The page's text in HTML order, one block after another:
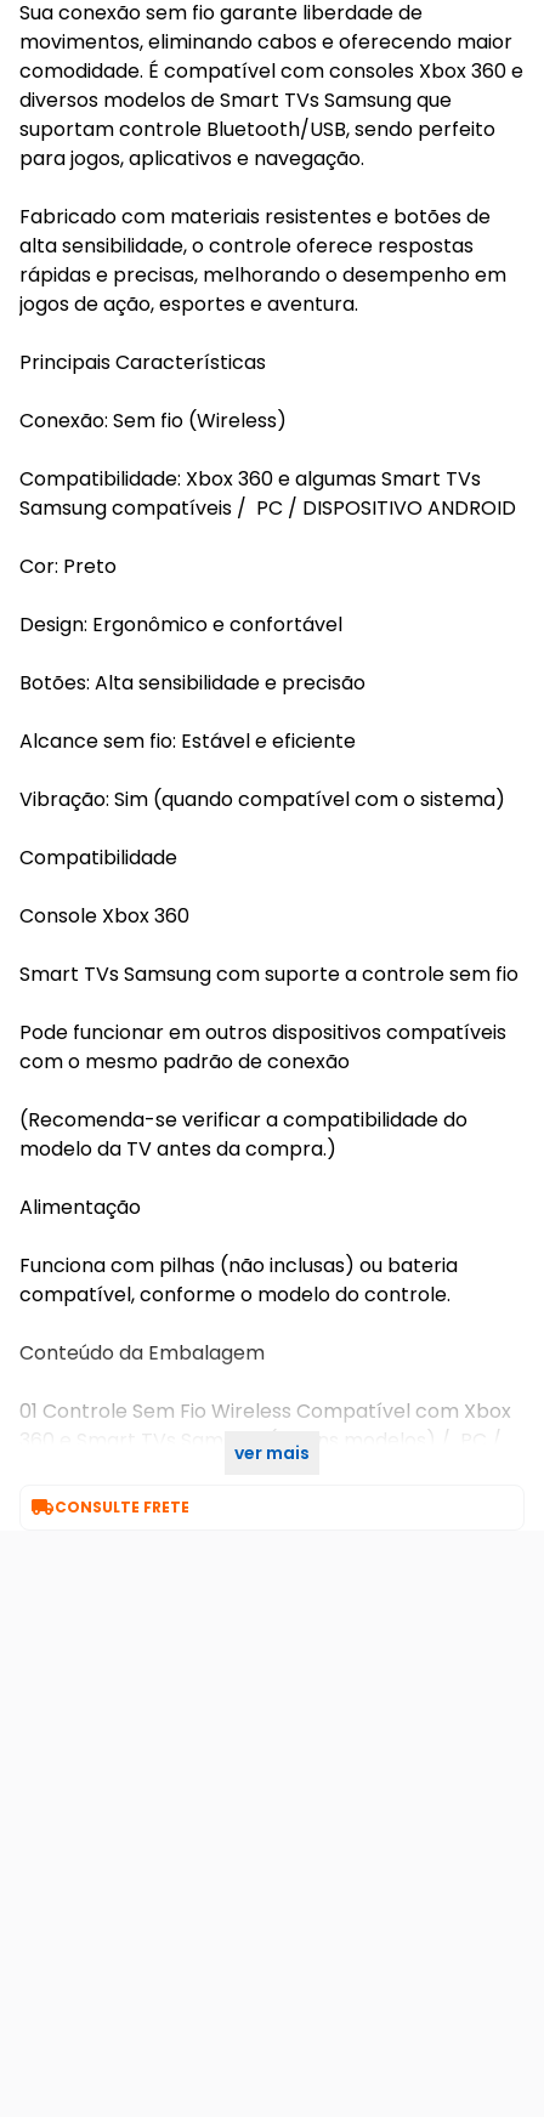
Sua conexão sem fio garante liberdade de
movimentos, eliminando cabos e oferecendo maior
comodidade. É compatível com consoles Xbox 360 e
diversos modelos de Smart TVs Samsung que
suportam controle Bluetooth/USB, sendo perfeito
para jogos, aplicativos e navegação.
Fabricado com materiais resistentes e botões de
alta sensibilidade, o controle oferece respostas
rápidas e precisas, melhorando o desempenho em
jogos de ação, esportes e aventura.
Principais Características
Conexão: Sem fio (Wireless)
Compatibilidade: Xbox 360 e algumas Smart TVs
Samsung compatíveis / PC / DISPOSITIVO ANDROID
Cor: Preto
Design: Ergonômico e confortável
Botões: Alta sensibilidade e precisão
Alcance sem fio: Estável e eficiente
Vibração: Sim (quando compatível com o sistema)
Compatibilidade
Console Xbox 360
Smart TVs Samsung com suporte a controle sem fio
Pode funcionar em outros dispositivos compatíveis
com o mesmo padrão de conexão
(Recomenda-se verificar a compatibilidade do
modelo da TV antes da compra.)
Alimentação
Funciona com pilhas (não inclusas) ou bateria
compatível, conforme o modelo do controle.
Conteúdo da Embalagem
01 Controle Sem Fio Wireless Compatível com Xbox
360 e Smart TVs Samsung(alguns modelos) / PC /
ver mais
CONSULTE FRETE